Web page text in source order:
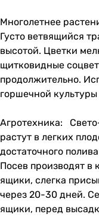
Многолетнее
Густо ветвящийся
высотой. Цветки
щитковидные
продолжительно.
горшечной
Агротехника:
растут в легких
достаточного
Посев производят в
ящики, слегка
через 20-30 дней.
ящики, перед